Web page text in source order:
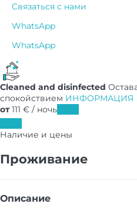
Связаться с нами
WhatsApp
WhatsApp
Cleaned and disinfected
спокойствием ИНФОРМАЦИЯ
от111 € / ночь
Наличие и цены
Проживание
Описание